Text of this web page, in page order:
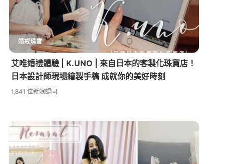
婚戒珠寶
艾唯婚禮體驗 | K.UNO | 來自日本的客製化珠寶店！
日本設計師現場繪製手稿 成就你的美好時刻
1,841 位新娘認同